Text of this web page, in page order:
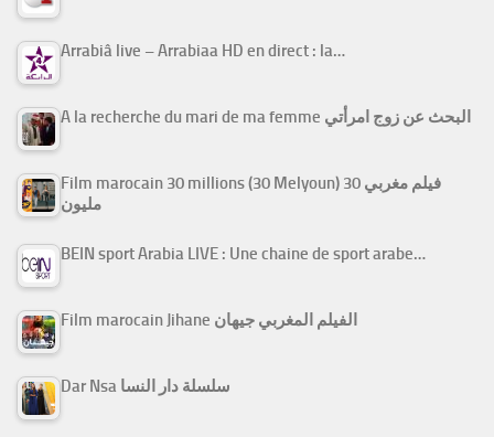
Arrabiâ live – Arrabiaa HD en direct : la…
A la recherche du mari de ma femme البحث عن زوج امرأتي
Film marocain 30 millions (30 Melyoun) فيلم مغربي 30
مليون
BEIN sport Arabia LIVE : Une chaine de sport arabe…
Film marocain Jihane الفيلم المغربي جيهان
Dar Nsa سلسلة دار النسا